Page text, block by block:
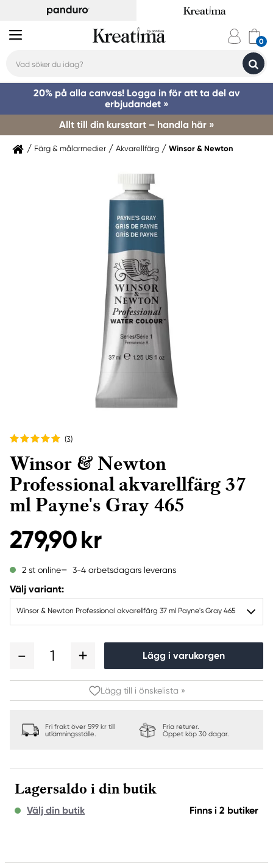
20% på alla canvas! Logga in för att ta del av
erbjudandet »
Allt till din kursstart – handla här »
Färg & målarmedier Akvarellfärg Winsor & Newton
(3)
Winsor & Newton
Professional akvarellfärg 37
ml Payne's Gray 465
279,90 kr
2 st online 3-4 arbetsdagars leverans
Välj variant:
Winsor & Newton Professional akvarellfärg 37 ml Payne's Gray 465
1 Lägg i varukorgen
Lägg till i önskelista »
Fri frakt över 599 kr till
utlämningsställe.
Fria returer.
Öppet köp 30 dagar.
Lagersaldo i din butik
Välj din butik Finns i 2 butiker